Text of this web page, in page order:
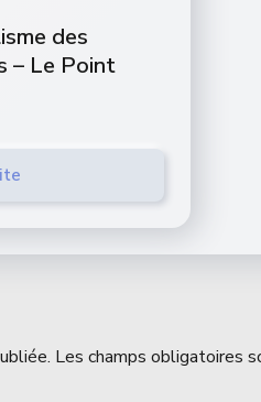
des
– Le Point
Les champs obligatoires